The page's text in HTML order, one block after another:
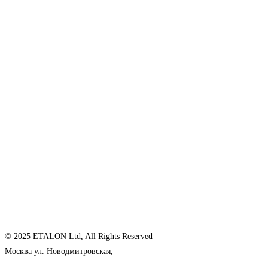
© 2025 ETALON Ltd, All Rights Reserved
Москва ул. Новодмитровская,